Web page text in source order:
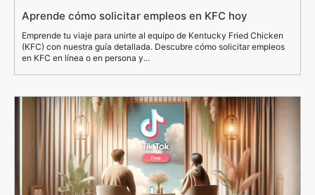
Aprende cómo solicitar empleos en KFC hoy
Emprende tu viaje para unirte al equipo de Kentucky Fried Chicken
(KFC) con nuestra guía detallada. Descubre cómo solicitar empleos
en KFC en línea o en persona y...